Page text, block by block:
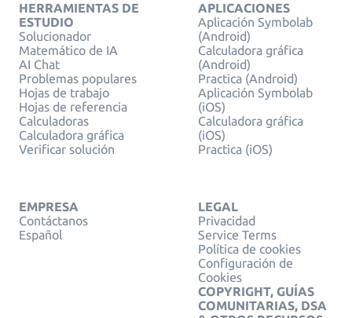
HERRAMIENTAS DE
ESTUDIO
Solucionador
Matemático de IA
AI Chat
Problemas populares
Hojas de trabajo
Hojas de referencia
Calculadoras
Calculadora gráfica
Verificar solución
APLICACIONES
Aplicación Symbolab
(Android)
Calculadora gráfica
(Android)
Practica (Android)
Aplicación Symbolab
(iOS)
Calculadora gráfica
(iOS)
Practica (iOS)
EMPRESA
Contáctanos
Español
LEGAL
Privacidad
Service Terms
Política de cookies
Configuración de
Cookies
COPYRIGHT, GUÍAS
COMUNITARIAS, DSA